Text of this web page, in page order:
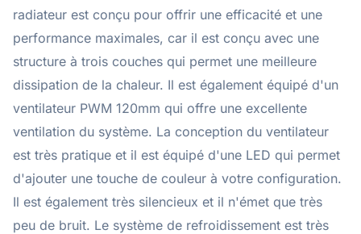
radiateur est conçu pour offrir une efficacité et une
performance maximales, car il est conçu avec une
structure à trois couches qui permet une meilleure
dissipation de la chaleur. Il est également équipé d'un
ventilateur PWM 120mm qui offre une excellente
ventilation du système. La conception du ventilateur
est très pratique et il est équipé d'une LED qui permet
d'ajouter une touche de couleur à votre configuration.
Il est également très silencieux et il n'émet que très
peu de bruit. Le système de refroidissement est très